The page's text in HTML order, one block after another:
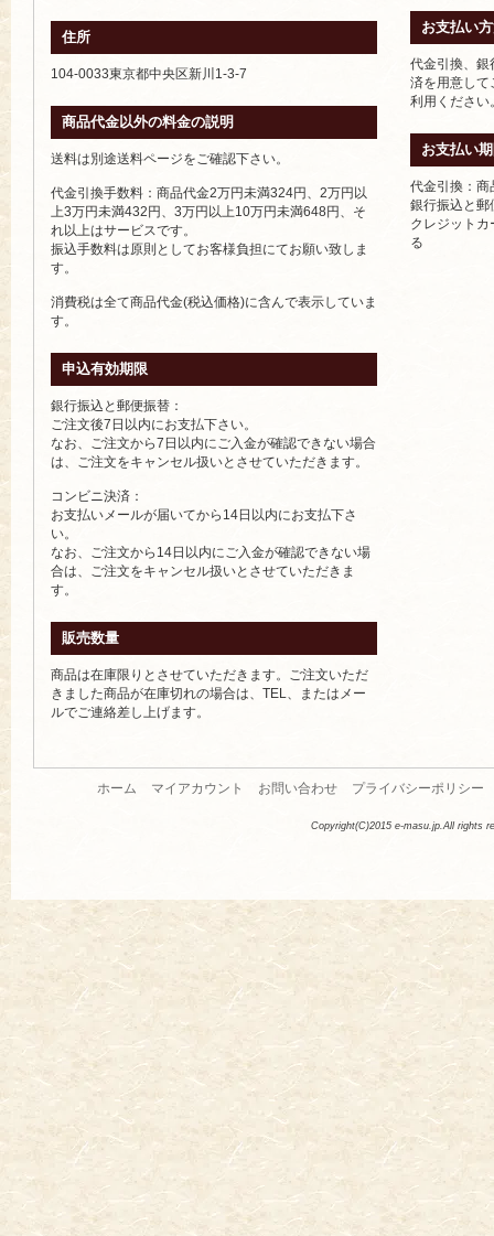
住所
104-0033東京都中央区新川1-3-7
商品代金以外の料金の説明
送料は別途送料ページをご確認下さい。
代金引換手数料：商品代金2万円未満324円、2万円以
上3万円未満432円、3万円以上10万円未満648円、そ
れ以上はサービスです。
振込手数料は原則としてお客様負担にてお願い致しま
す。
消費税は全て商品代金(税込価格)に含んで表示していま
す。
申込有効期限
銀行振込と郵便振替：
ご注文後7日以内にお支払下さい。
なお、ご注文から7日以内にご入金が確認できない場合
は、ご注文をキャンセル扱いとさせていただきます。
コンビニ決済：
お支払いメールが届いてから14日以内にお支払下さ
い。
なお、ご注文から14日以内にご入金が確認できない場
合は、ご注文をキャンセル扱いとさせていただきま
す。
販売数量
商品は在庫限りとさせていただきます。ご注文いただ
きました商品が在庫切れの場合は、TEL、またはメー
ルでご連絡差し上げます。
お支払い
代金引換、銀
済を用意して
利用ください
お支払い
代金引換：商
銀行振込と郵
クレジット
る
ホーム マイアカウント お問い合わせ プライバシーポリシー
Copyright(C)2015 e-masu.jp.All rights